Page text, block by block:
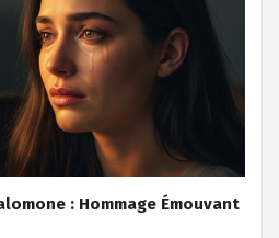
: Hommage Émouvant